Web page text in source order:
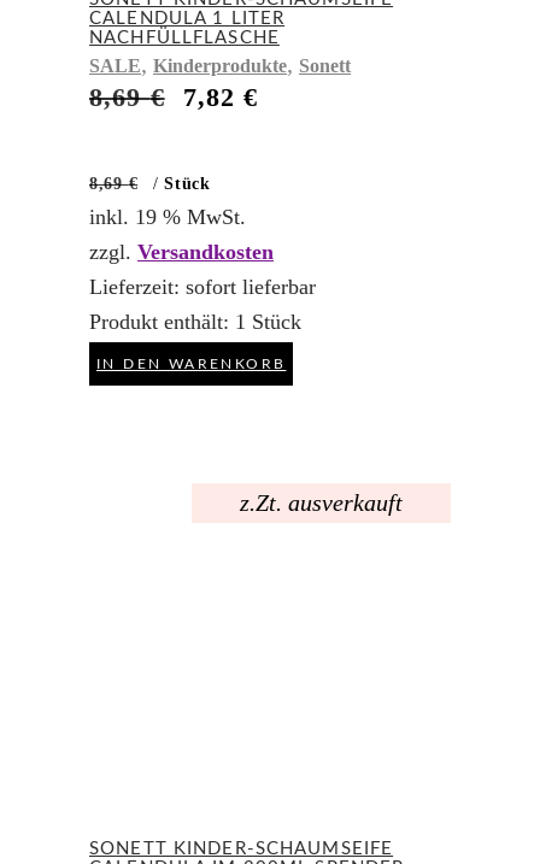
CALENDULA 1 LITER
NACHFÜLLFLASCHE
SALE, Kinderprodukte, Sonett
8,69€
Ursprünglicher
8,69 €
7,82€
8,69€ /Stück
inkl. 19 % MwSt.
zzgl. Versandkosten
Lieferzeit: sofort lieferbar
Produkt enthält: 1 Stück
IN DEN WARENKORB
z.Zt. ausverkauft
SONETT KINDER-SCHAUMSEIFE